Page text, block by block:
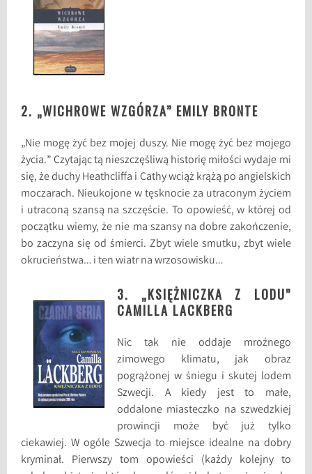
2. „WICHROWE WZGÓRZA” EMILY BRONTE
„Nie mogę żyć bez mojej duszy. Nie mogę żyć bez mojego
życia.” Czytając tą nieszczęśliwą historię miłości wydaje mi
się, że duchy Heathcliffa i Cathy wciąż krążą po angielskich
moczarach. Nieukojone w tęsknocie za utraconym życiem
i utraconą szansą na szczęście. To opowieść, w której od
początku wiemy, że nie ma szansy na dobre zakończenie,
bo zaczyna się od śmierci. Zbyt wiele smutku, zbyt wiele
okrucieństwa… i ten wiatr na wrzosowisku…
3. „KSIĘŻNICZKA Z LODU”
CAMILLA LACKBERG
Nic tak nie oddaje mroźnego
zimowego klimatu, jak obraz
pogrążonej w śniegu i skutej lodem
Szwecji. A kiedy jest to małe,
oddalone miasteczko na szwedzkiej
prowincji może być już tylko
ciekawiej. W ogóle Szwecja to miejsce idealne na dobry
kryminał. Pierwszy tom opowieści (każdy kolejny to